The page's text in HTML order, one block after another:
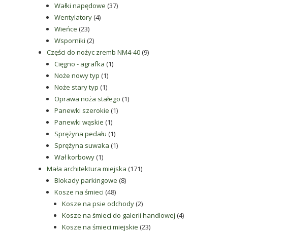
Wałki napędowe 3737
Wentylatory 44
Wieńce 2323
produkty
Wsporniki 22
produkty
Części do nożyc zremb NM4-40 99
Cięgno - agrafka 11
Noże nowy typ 11
produkt
Noże stary typ 11
produkt
Oprawa noża stałego 11
Panewki szerokie 11
Panewki wąskie 11
produkt
Sprężyna pedału 11
produkt
Sprężyna suwaka 11
Wał korbowy 11
produkt
Mała architektura miejska 171171
Blokady parkingowe 88
Kosze na śmieci 4848
produktów
Kosze na psie odchody 22
produkty
Kosze na śmieci do galerii handlowej 44
Kosze na śmieci miejskie 2323